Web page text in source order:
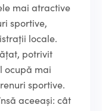
mai atractive
sportive,
locale.
potrivit
ocupă mai
sportive.
aceeași: cât